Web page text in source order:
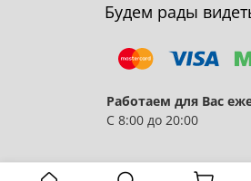
Будем рады
Работаем для Вас
С 8:00 до 20:00